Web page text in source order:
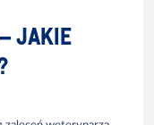
JAKIE